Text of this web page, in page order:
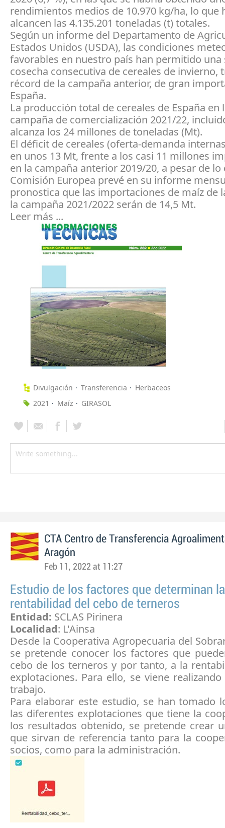
rendimientos medios de 10.970 kg/ha, lo que
alcancen las 4.135.201 toneladas (t) totales.
Según un informe del Departamento de
Estados Unidos (USDA), las condiciones
favorables en nuestro país han permitido una
cosecha consecutiva de cereales de invierno,
récord de la campaña anterior, de gran
España.
La producción total de cereales de España en
campaña de comercialización 2021/22,
alcanza los 24 millones de toneladas (Mt).
El déficit de cereales (oferta-demanda
en unos 13 Mt, frente a los casi 11 millones
en la campaña anterior 2019/20, a pesar de lo
Comisión Europea prevé en su informe
pronostica que las importaciones de maíz de
la campaña 2021/2022 serán de 14,5 Mt.
Leer más ...
Divulgación Transferencia
Herbaceos
2021
Maíz GIRASOL
CTA Centro de Transferencia
Aragón
Feb 11, 2022 at 11:27
Estudio de los factores que determinan la
rentabilidad del cebo de terneros
Entidad: SCLAS Pirinera
Localidad: L'Ainsa
Desde la Cooperativa Agropecuaria del
se pretende conocer los factores que
cebo de los terneros y por tanto, a la
explotaciones. Para ello, se viene
trabajo.
Para elaborar este estudio, se han tomado
las diferentes explotaciones que tiene la
los resultados obtenido, se pretende crear
que sirvan de referencia tanto para la
socios, como para la administración.